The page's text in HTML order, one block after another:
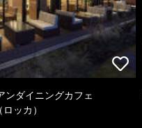
ンダイニングカフェ
ッカ）